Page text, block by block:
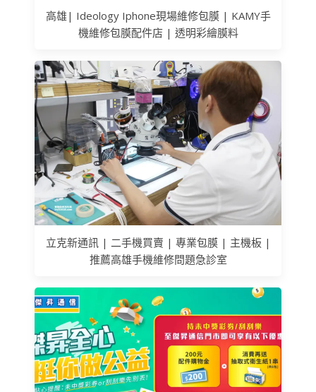
高雄| Ideology Iphone現場維修包膜 | KAMY手
機維修包膜配件店 | 透明彩繪膜料
立克新通訊 | 二手機買賣 | 專業包膜 | 主機板 |
推薦高雄手機維修問題急診室